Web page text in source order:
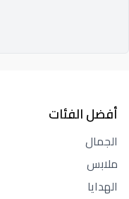
أفضل الفئات
الجمال
ملابس
الهدايا